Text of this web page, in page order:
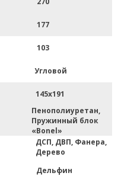
177
103
Угловой
145х191
Пенополиуретан,
Пружинный блок
«Bonel»
ДСП, ДВП, Фанера,
Дерево
Дельфин